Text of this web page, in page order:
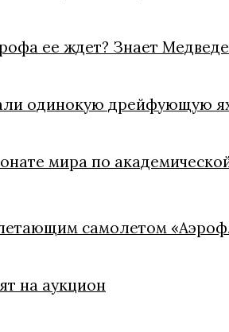
ее ждет? Знает
одинокую дрейфующую
мира по
самолетом
на аукцион